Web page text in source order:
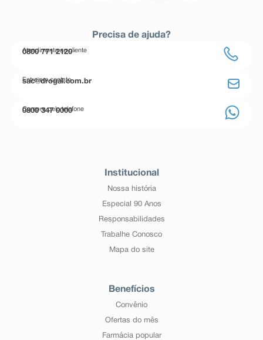
Precisa de ajuda?
Atendimento ao cliente
0800 771 2120
Entre em contato
sac@drogal.com.br
Compre pelo telefone
0800 347 0000
Institucional
Nossa história
Especial 90 Anos
Responsabilidades
Trabalhe Conosco
Mapa do site
Benefícios
Convênio
Ofertas do mês
Farmácia popular